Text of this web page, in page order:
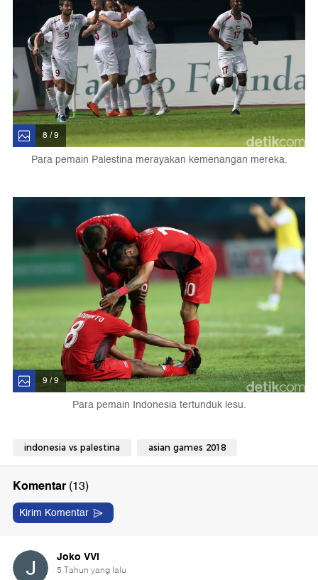
8 / 9
Para pemain Palestina merayakan kemenangan mereka.
9 / 9
Para pemain Indonesia tertunduk lesu.
indonesia vs palestina asian games 2018